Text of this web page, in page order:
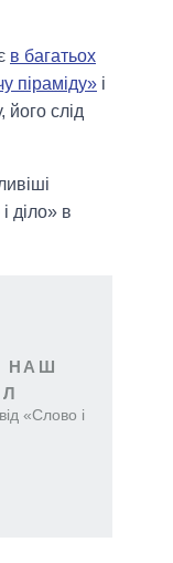
в багатьох
піраміду» і
його слід
діло» в
НАШ
«Слово і